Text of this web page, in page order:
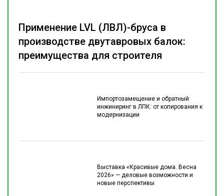
Импортозамещение и обратный
инжиниринг в ЛПК: от копирования к
модернизации
Выставка «Красивые дома. Весна
2026» — деловые возможности и
новые перспективы
Применение LVL (ЛВЛ)-бруса в
производстве двутавровых балок:
преимущества для строителя